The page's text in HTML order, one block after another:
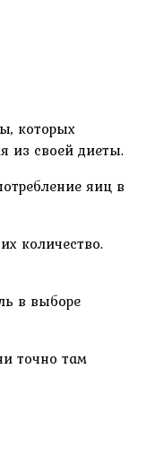
которых
из своей диеты.
яиц в
количество.
в выборе
точно там